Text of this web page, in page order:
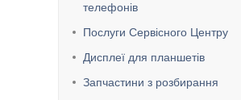
телефонів
Послуги Сервісного Центру
Дисплеї для планшетів
Запчастини з розбирання